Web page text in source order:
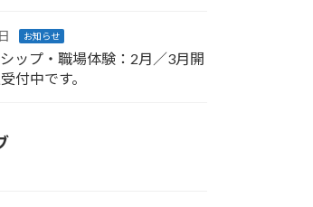
お知らせ
ップ・職場体験：2月／3月開
付中です。